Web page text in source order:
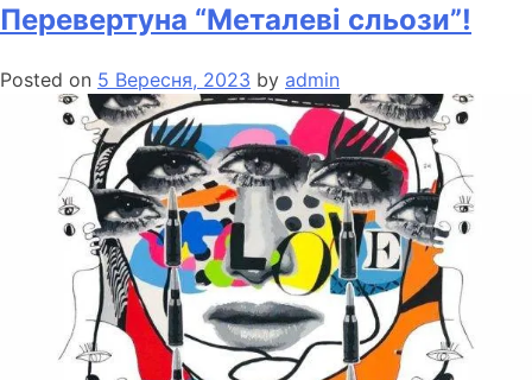
Перевертуна “Металеві сльози”!
Posted on 5 Вересня, 2023 by admin